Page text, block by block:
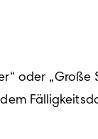
oder „Große